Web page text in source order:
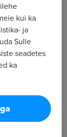
kui ka
ja
Sulle
seadetes
ka